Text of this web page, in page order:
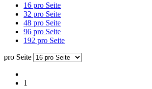
16 pro Seite
32 pro Seite
48 pro Seite
96 pro Seite
192 pro Seite
pro Seite
1